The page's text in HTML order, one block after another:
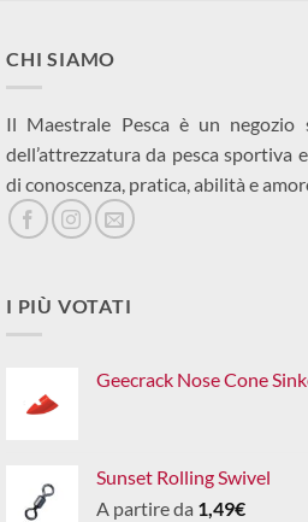
CHI SIAMO
Il Maestrale Pesca è un negozio
dell’attrezzatura da pesca sportiva
di conoscenza, pratica, abilità e
I PIÙ VOTATI
Geecrack Nose Cone
Sunset Rolling Swivel
A partire da 1,49€